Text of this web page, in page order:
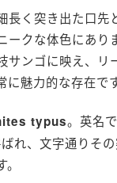
長く突き出た口先
ークな体色にあり
サンゴに映え、リ
魅力的な存在です
typus。英名
れ、文字通りそ